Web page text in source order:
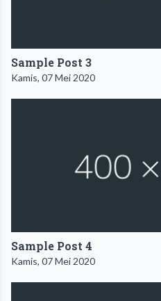
Sample Post 3
Kamis, 07 Mei 2020
Sample Post 4
Kamis, 07 Mei 2020